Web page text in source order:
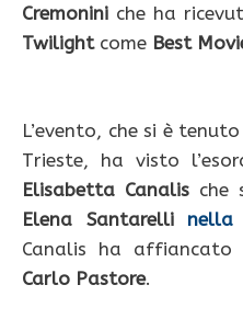
Cremonini che ha
Twilightcome Best
L’evento, che si è
Trieste, ha visto
Elisabetta Canalis che
Elena Santarelli
nella
Canalis ha
Carlo Pastore.